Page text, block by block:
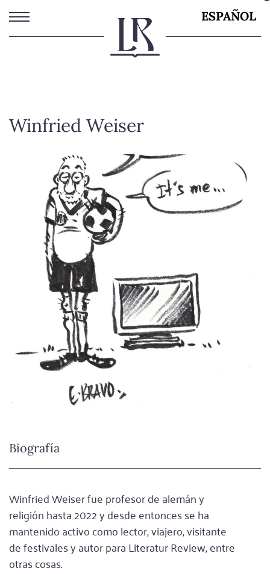
Pasar
contenido
ESPAÑOL
Winfried Weiser
Biografía
Winfried Weiser fue profesor de alemán y
religión hasta 2022 y desde entonces se ha
mantenido activo como lector, viajero, visitante
de festivales y autor para Literatur Review, entre
otras cosas.